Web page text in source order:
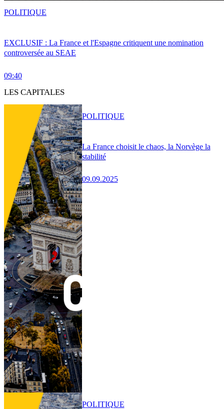
EXCLUSIF : La France et l'Espagne critiquent une nomination
controversée au SEAE
09:40
POLITIQUE
LES CAPITALES
La France choisit le chaos, la Norvège la
stabilité
09.09.2025
POLITIQUE
POLITIQUE